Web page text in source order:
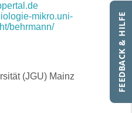
FEEDBACK & HILFE
mikro.uni-
behrmann/
(JGU) Mainz